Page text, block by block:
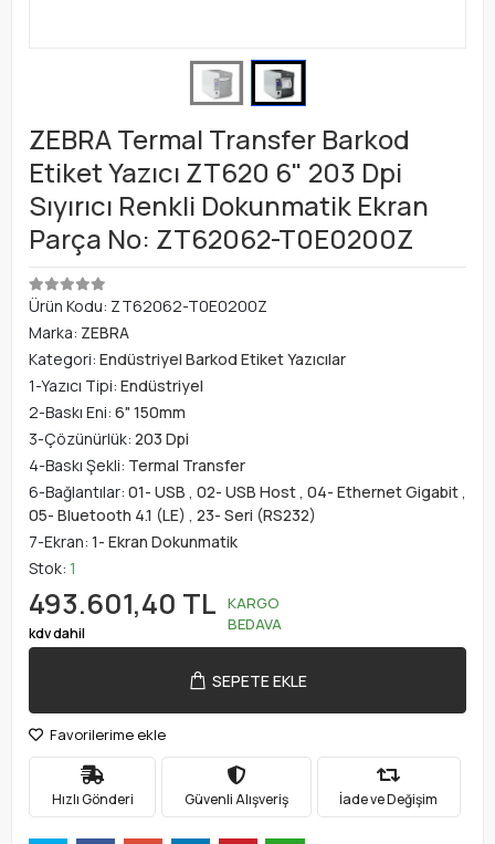
ZEBRA Termal Transfer Barkod
Etiket Yazıcı ZT620 6" 203 Dpi
Sıyırıcı Renkli Dokunmatik Ekran
Parça No: ZT62062-T0E0200Z
Ürün Kodu: ZT62062-T0E0200Z
Marka: ZEBRA
Kategori: Endüstriyel Barkod Etiket Yazıcılar
1-Yazıcı Tipi: Endüstriyel
2-Baskı Eni: 6" 150mm
3-Çözünürlük: 203 Dpi
4-Baskı Şekli: Termal Transfer
6-Bağlantılar: 01- USB , 02- USB Host, 04- Ethernet Gigabit,
05- Bluetooth 4.1 (LE) , 23- Seri (RS232)
7-Ekran: 1- Ekran Dokunmatik
Stok: 1
493.601,40 TL
kdv dahil
KARGO
BEDAVA
SEPETE EKLE
Favorilerime ekle
Hızlı Gönderi Güvenli Alışveriş İade ve Değişim